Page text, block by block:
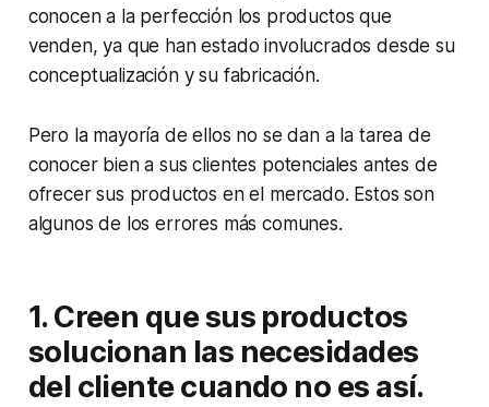
conocen a la perfección los productos que
venden, ya que han estado involucrados desde su
conceptualización y su fabricación.
Pero la mayoría de ellos no se dan a la tarea de
conocer bien a sus clientes potenciales antes de
ofrecer sus productos en el mercado. Estos son
algunos de los errores más comunes.
1. Creen que sus productos
solucionan las necesidades
del cliente cuando no es así.